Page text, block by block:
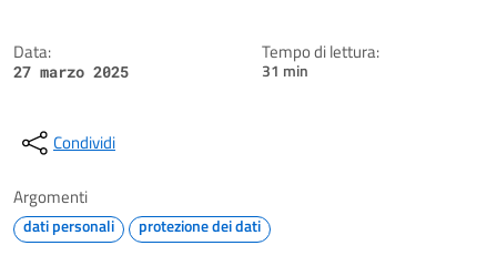
Data:
27 marzo 2025
Tempo di lettura:
31 min
Condividi
Argomenti
dati personali protezione dei dati